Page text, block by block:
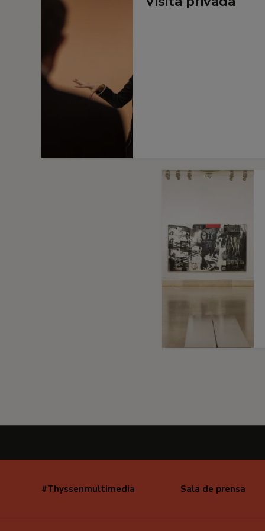
Navegación
#Thyssenmultimedia Sala de prensa